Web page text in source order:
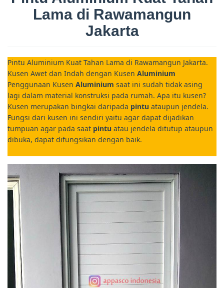
Lama di Rawamangun
Jakarta
Pintu Aluminium Kuat Tahan Lama di Rawamangun Jakarta.
Kusen Awet dan Indah dengan Kusen Aluminium
Penggunaan Kusen Aluminium saat ini sudah tidak asing
lagi dalam material konstruksi pada rumah. Apa itu kusen?
Kusen merupakan bingkai daripada pintu ataupun jendela.
Fungsi dari kusen ini sendiri yaitu agar dapat dijadikan
tumpuan agar pada saat pintu atau jendela ditutup ataupun
dibuka, dapat difungsikan dengan baik.